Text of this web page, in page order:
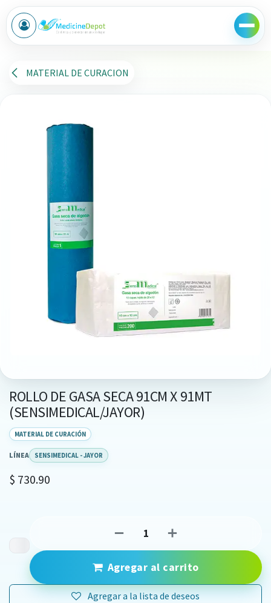
Ir al contenido
MATERIAL DE CURACION
ROLLO DE GASA SECA 91CM X 91MT
(SENSIMEDICAL/JAYOR)
MATERIAL DE CURACIÓN
LÍNEA SENSIMEDICAL - JAYOR
$ 730.90
Agregar al carrito
Agregar a la lista de deseos